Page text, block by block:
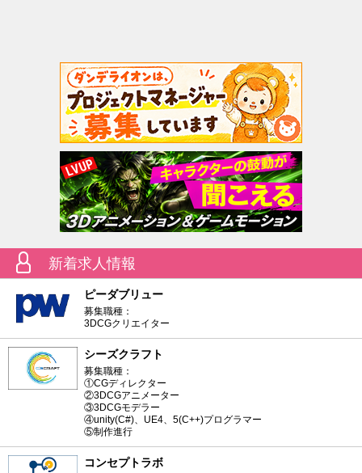
新着求人情報
ピーダブリュー
募集職種：
3DCGクリエイター
シーズクラフト
募集職種：
①CGディレクター
②3DCGアニメーター
③3DCGモデラー
④unity(C#)、UE4、5(C++)プログラマー
⑤制作進行
コンセプトラボ